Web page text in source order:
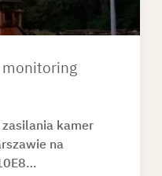
monitoring
kamer
na